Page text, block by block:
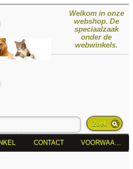
Zoek
Welkom in onze
webshop. De
speciaalzaak
onder de
webwinkels.
CONTACT VOORWAARDEN